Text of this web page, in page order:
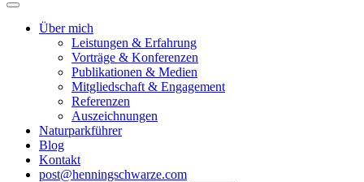
Über mich
Leistungen & Erfahrung
Vorträge & Konferenzen
Publikationen & Medien
Mitgliedschaft & Engagement
Referenzen
Auszeichnungen
Naturparkführer
Blog
Kontakt
post@henningschwarze.com